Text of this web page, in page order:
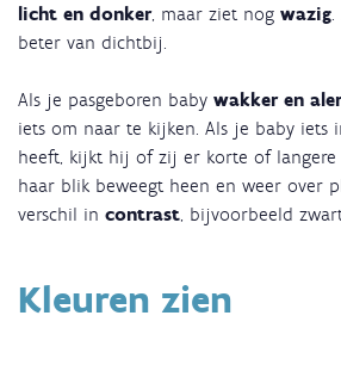
licht en donker, maar ziet nog wazig
beter van dichtbij.
Als je pasgeboren baby wakker en
iets om naar te kijken. Als je baby iets
heeft, kijkt hij of zij er korte of
haar blik beweegt heen en weer over
verschil in contrast , bijvoorbeeld
Kleuren zien